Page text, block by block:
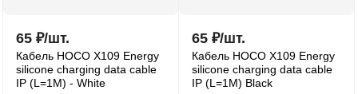
65 ₽/шт.
Кабель HOCO X109 Energy
silicone charging data cable
IP (L=1M) - White
65 ₽/шт.
Кабель HOCO X109 Energy
silicone charging data cable
IP (L=1M) Black